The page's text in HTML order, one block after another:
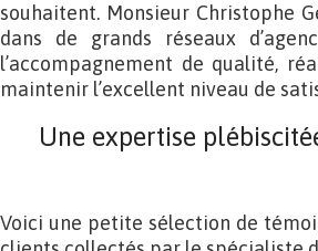
souhaitent. Monsieur Christophe
dans de grands réseaux
l’accompagnement de qualité,
maintenir l’excellent niveau de
Une expertise
Voici une petite sélection de